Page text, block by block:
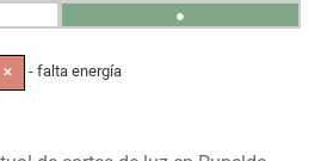
●
✕ - falta energía